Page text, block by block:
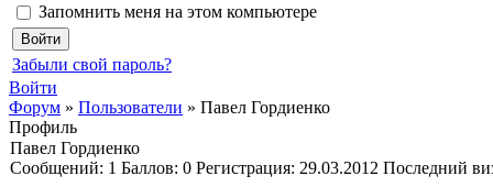
Запомнить меня на этом компьютере
Забыли свой пароль?
Войти
Форум » Пользователи » Павел Гордиенко
Профиль
Павел Гордиенко
Cообщений: 1 Баллов: 0 Регистрация: 29.03.2012 Последний